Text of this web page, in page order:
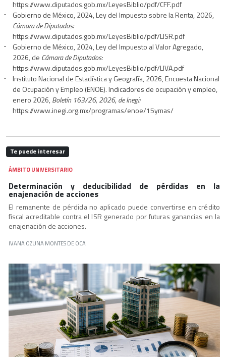
https://www.diputados.gob.mx/LeyesBiblio/pdf/CFF.pdf
Gobierno de México, 2024, Ley del Impuesto sobre la Renta, 2026,
Cámara de Diputados:
https://www.diputados.gob.mx/LeyesBiblio/pdf/LISR.pdf
Gobierno de México, 2024, Ley del Impuesto al Valor Agregado,
2026, de Cámara de Diputados:
https://www.diputados.gob.mx/LeyesBiblio/pdf/LIVA.pdf
Instituto Nacional de Estadística y Geografía, 2026, Encuesta Nacional
de Ocupación y Empleo (ENOE). Indicadores de ocupación y empleo,
enero 2026,Boletín 163/26, 2026, de Inegi:
https://www.inegi.org.mx/programas/enoe/15ymas/
Te puede interesar
ÁMBITO UNIVERSITARIO
Determinación y deducibilidad de pérdidas en la
enajenación de acciones
El remanente de pérdida no aplicado puede convertirse en crédito
fiscal acreditable contra el ISR generado por futuras ganancias en la
enajenación de acciones.
IVANA OZUNA MONTES DE OCA